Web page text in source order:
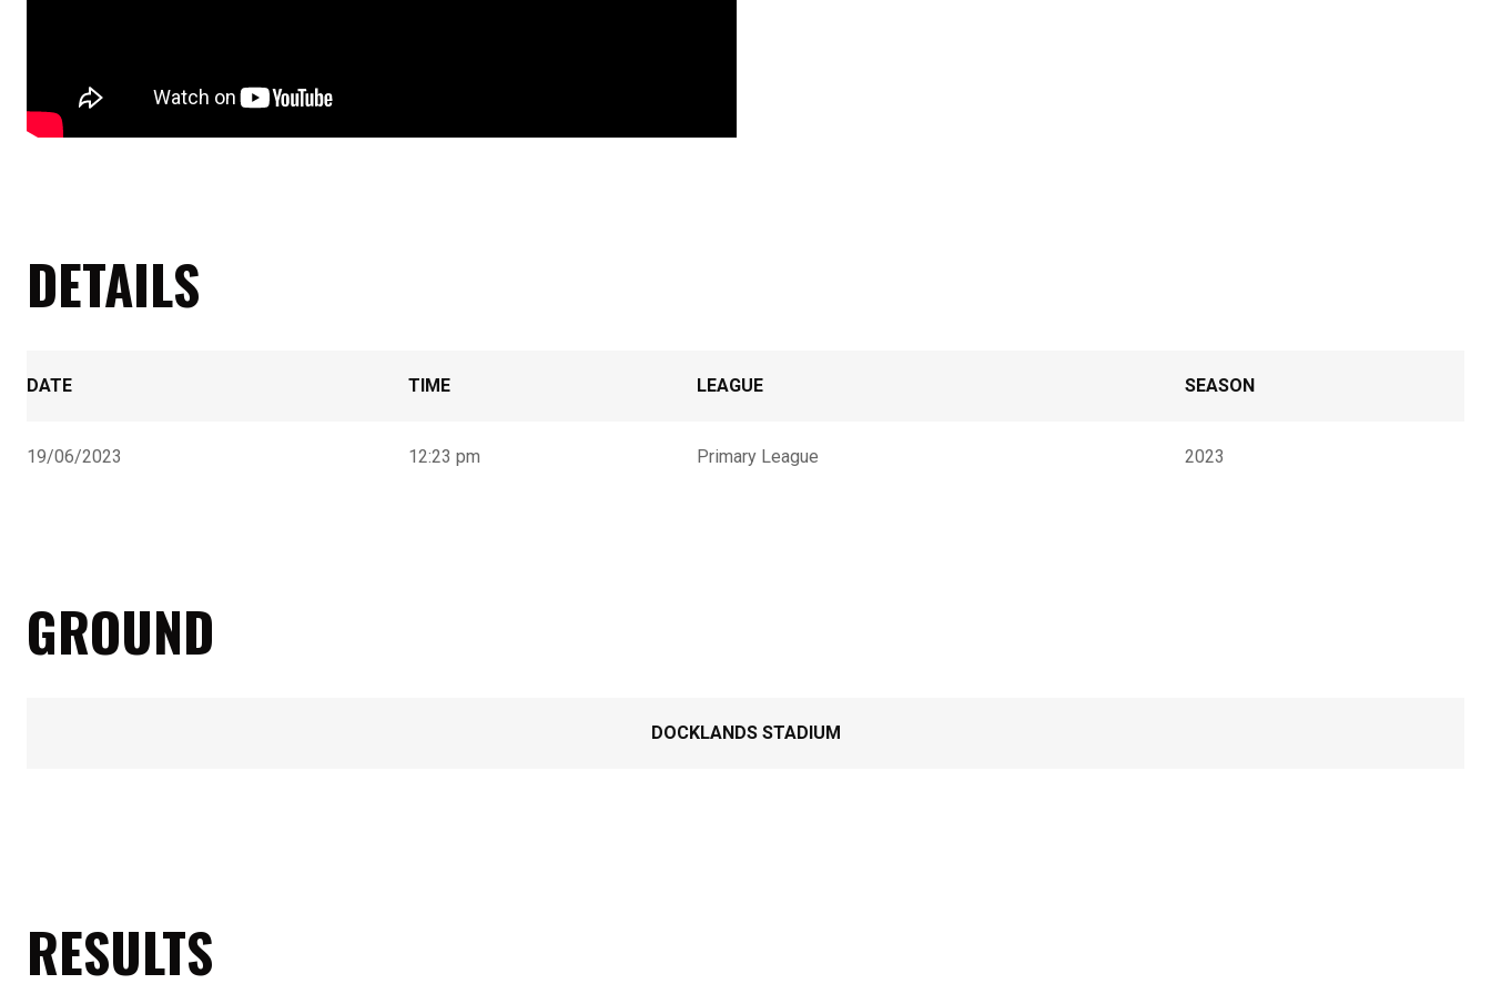
DETAILS
DATE TIME LEAGUE SEASON
19/06/2023 12:23 pm Primary League 2023
GROUND
DOCKLANDS STADIUM
RESULTS